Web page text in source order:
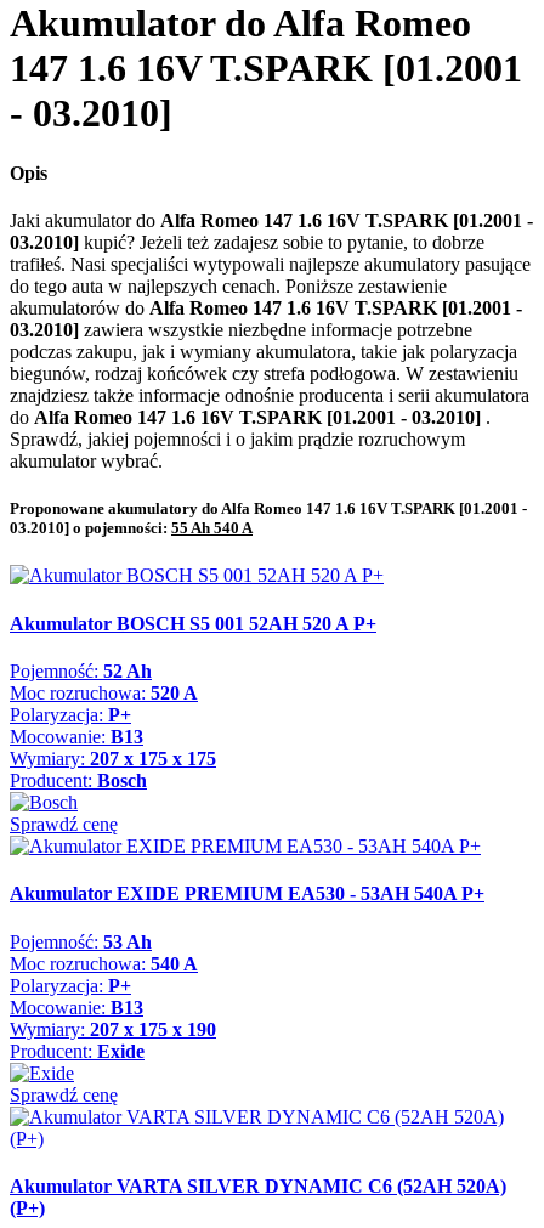
Akumulator doAlfa Romeo
147 1.6 16V T.SPARK [01.2001
- 03.2010]
Opis
Jaki akumulator do Alfa Romeo 147 1.6 16V T.SPARK [01.2001 -
03.2010] kupić? Jeżeli też zadajesz sobie to pytanie, to dobrze
trafiłeś. Nasi specjaliści wytypowali najlepsze akumulatory pasujące
do tego auta w najlepszych cenach. Poniższe zestawienie
akumulatorów do Alfa Romeo 147 1.6 16V T.SPARK [01.2001 -
03.2010] zawiera wszystkie niezbędne informacje potrzebne
podczas zakupu, jak i wymiany akumulatora, takie jak polaryzacja
biegunów, rodzaj końcówek czy strefa podłogowa. W zestawieniu
znajdziesz także informacje odnośnie producenta i serii akumulatora
do Alfa Romeo 147 1.6 16V T.SPARK [01.2001 - 03.2010] .
Sprawdź, jakiej pojemności i o jakim prądzie rozruchowym
akumulator wybrać.
Proponowane akumulatory do Alfa Romeo 147 1.6 16V T.SPARK [01.2001 -
03.2010] o pojemności: 55 Ah 540 A
Akumulator BOSCH S5 001 52AH 520 A P+
Pojemność: 52 Ah
Moc rozruchowa: 520 A
Polaryzacja: P+
Mocowanie: B13
Wymiary: 207 x 175 x 175
Producent: Bosch
Sprawdź cenę
Akumulator EXIDE PREMIUM EA530 - 53AH 540A P+
Pojemność: 53 Ah
Moc rozruchowa: 540 A
Polaryzacja: P+
Mocowanie: B13
Wymiary: 207 x 175 x 190
Producent: Exide
Sprawdź cenę
Akumulator VARTA SILVER DYNAMIC C6 (52AH 520A)
(P+)